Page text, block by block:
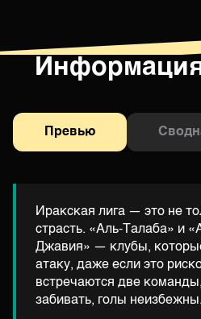
Превью
Иракская лига — это не
страсть. «Аль-Талаба» и
Джавия» — клубы,
атаку, даже если это
встречаются две
забивать, голы неизбежны.